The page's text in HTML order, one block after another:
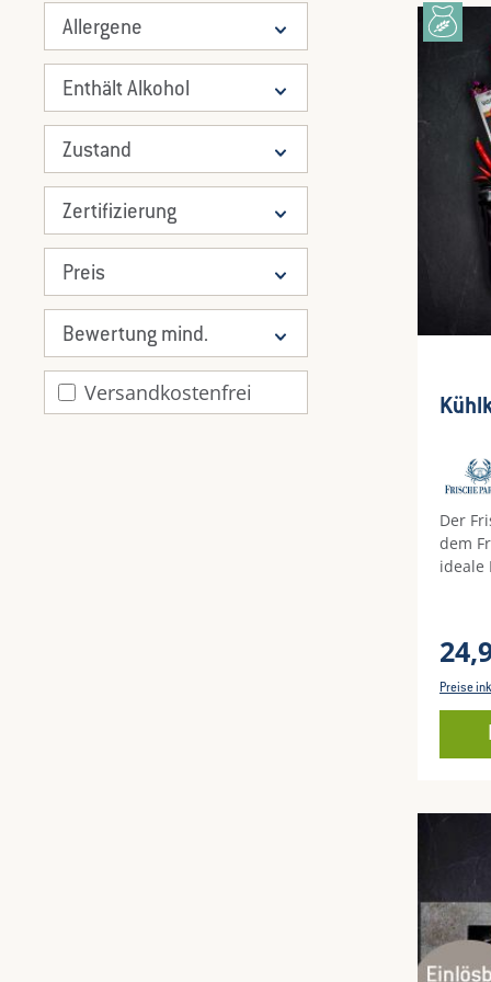
Allergene
Enthält Alkohol
Zustand
Zertifizierung
Preis
Bewertung mind.
Filter hinzufügen: Versandkostenfrei
Versandkostenfrei
Der
dem
ideale
29,5cm
Preise